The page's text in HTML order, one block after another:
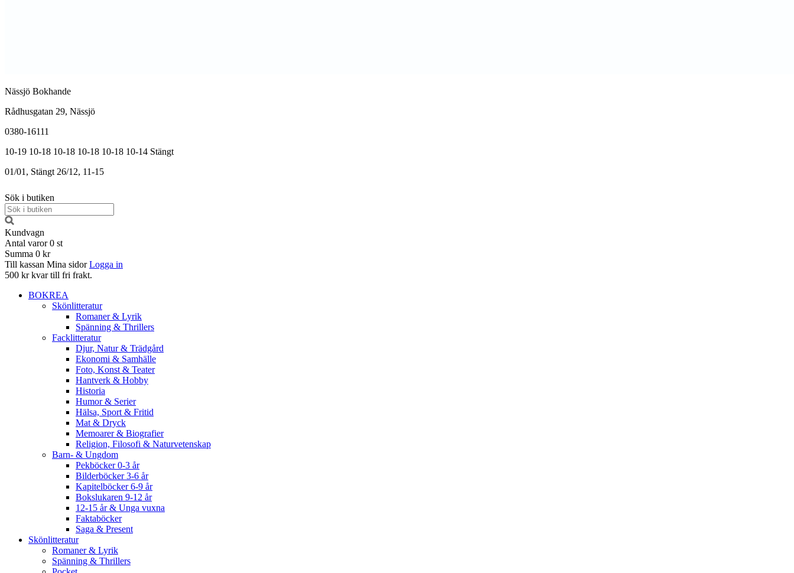
Nässjö Bokhande
Rådhusgatan 29, Nässjö
0380-16111
10-19 10-18 10-18 10-18 10-18 10-14 Stängt
01/01, Stängt 26/12, 11-15
Sök i butiken
Kundvagn
Antal varor 0 st
Summa 0 kr
Till kassan Mina sidor Logga in
500 kr kvar till fri frakt.
BOKREA
Skönlitteratur
Romaner & Lyrik
Spänning & Thrillers
Facklitteratur
Djur, Natur & Trädgård
Ekonomi & Samhälle
Foto, Konst & Teater
Hantverk & Hobby
Historia
Humor & Serier
Hälsa, Sport & Fritid
Mat & Dryck
Memoarer & Biografier
Religion, Filosofi & Naturvetenskap
Barn- & Ungdom
Pekböcker 0-3 år
Bilderböcker 3-6 år
Kapitelböcker 6-9 år
Bokslukaren 9-12 år
12-15 år & Unga vuxna
Faktaböcker
Saga & Present
Skönlitteratur
Romaner & Lyrik
Spänning & Thrillers